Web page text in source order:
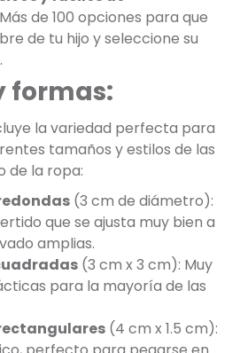
de 100 opciones para que
de tu hijo y seleccione su
formas:
la variedad perfecta para
tamaños y estilos de las
de la ropa:
(3 cm de diámetro):
que se ajusta muy bien a
amplias.
(3 cm x 3 cm): Muy
para la mayoría de las
(4 cm x 1.5 cm):